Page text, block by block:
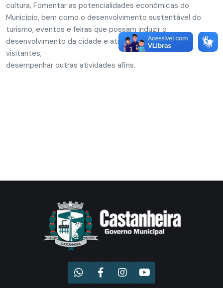
cultura, Fomentar as potencialidades econômicas do
Município, bem como o desenvolvimento sustentável do
turismo, eventos e feiras que possam induzir o
desenvolvimento da cidade e atrair maior número de
visitantes;
desempenhar outras atividades afins.